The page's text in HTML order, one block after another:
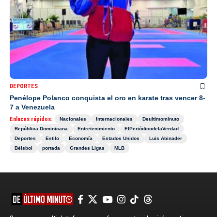
DEPORTES
Penélope Polanco conquista el oro en karate tras vencer 8-
7 a Venezuela
Enlaces rápidos: Nacionales Internacionales
Deultimominuto
República Dominicana
Entretenimiento
ElPeriódicodelaVerdad
Deportes
Estilo Economía Estados Unidos
Luis Abinader
Béisbol
portada Grandes Ligas MLB